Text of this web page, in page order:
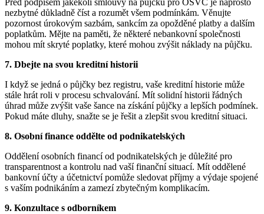
nezbytné důkladně číst a rozumět všem podmínkám. Věnujte
pozornost úrokovým sazbám, sankcím za opožděné platby a dalším
poplatkům. Mějte na paměti, že některé nebankovní společnosti
mohou mít skryté poplatky, které mohou zvýšit náklady na půjčku.
7. Dbejte na svou kreditní historii
I když se jedná o půjčky bez registru, vaše kreditní historie může
stále hrát roli v procesu schvalování. Mít solidní historii řádných
úhrad může zvýšit vaše šance na získání půjčky a lepších podmínek.
Pokud máte dluhy, snažte se je řešit a zlepšit svou kreditní situaci.
8. Osobní finance oddělte od podnikatelských
Oddělení osobních financí od podnikatelských je důležité pro
transparentnost a kontrolu nad vaší finanční situací. Mít oddělené
bankovní účty a účetnictví pomůže sledovat příjmy a výdaje spojené
s vaším podnikáním a zamezí zbytečným komplikacím.
9. Konzultace s odborníkem